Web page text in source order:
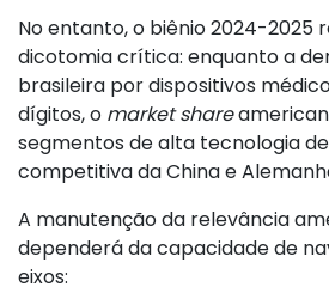
No entanto, o biênio 2024-2025
dicotomia crítica: enquanto a
brasileira por dispositivos
dígitos, o market share
segmentos de alta tecnologia
competitiva da China e
A manutenção da relevância
dependerá da capacidade de
eixos: